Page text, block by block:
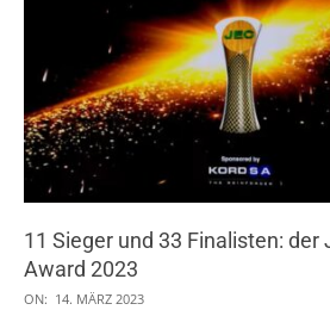
11 Sieger und 33 Finalisten: der
Award 2023
2023-
ON: 14. MÄRZ 2023